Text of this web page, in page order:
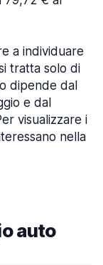
a individuare
tratta solo di
dipende dal
e dal
visualizzare i
nella
auto